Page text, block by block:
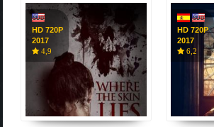
HD 720P
2017
4,9
HD 720P
2017
6,2